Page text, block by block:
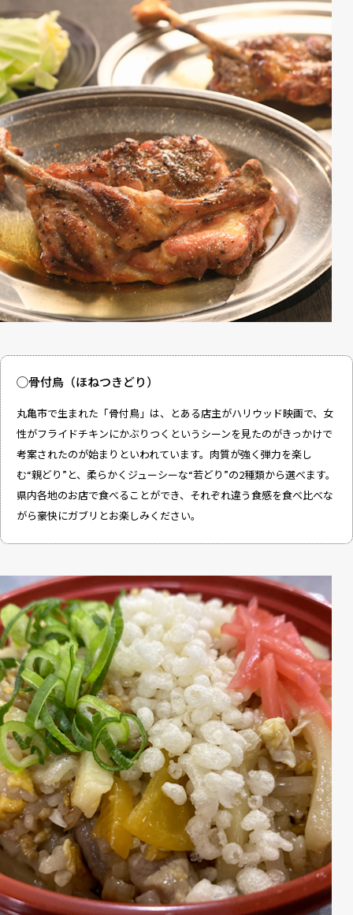
◯骨付鳥（ほねつきどり）
丸亀市で生まれた「骨付鳥」は、とある店主がハリウッド映画で、女
性がフライドチキンにかぶりつくというシーンを見たのがきっかけで
考案されたのが始まりといわれています。肉質が強く弾力を楽し
む“親どり”と、柔らかくジューシーな“若どり”の2種類から選べます。
県内各地のお店で食べることができ、それぞれ違う食感を食べ比べな
がら豪快にガブリとお楽しみください。